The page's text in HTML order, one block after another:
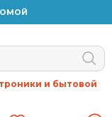
и бытовой